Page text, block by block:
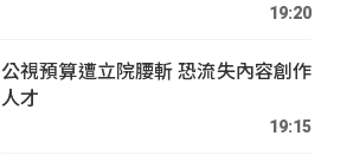
19:20
公視預算遭立院腰斬 恐流失內容創作
人才
19:15